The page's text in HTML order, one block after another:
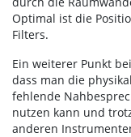
Optimal ist die
Filters.
Ein weiterer Punkt
dass man die
fehlende
nutzen kann und
anderen